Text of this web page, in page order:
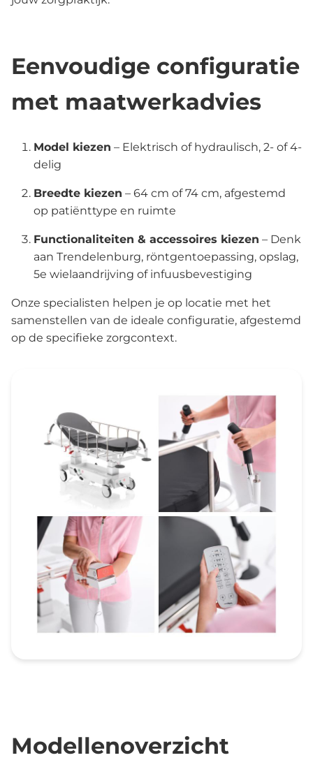
Eenvoudige configuratie
met maatwerkadvies
Model kiezen – Elektrisch of hydraulisch, 2- of 4-
delig
Breedte kiezen – 64 cm of 74 cm, afgestemd
op patiënttype en ruimte
Functionaliteiten & accessoires kiezen – Denk
aan Trendelenburg, röntgentoepassing, opslag,
5e wielaandrijving of infuusbevestiging
Onze specialisten helpen je op locatie met het
samenstellen van de ideale configuratie, afgestemd
op de specifieke zorgcontext.
Modellenoverzicht